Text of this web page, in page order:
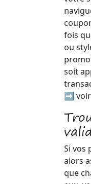
fois
ou
soit
➡️ voir
Si vos
alors
que